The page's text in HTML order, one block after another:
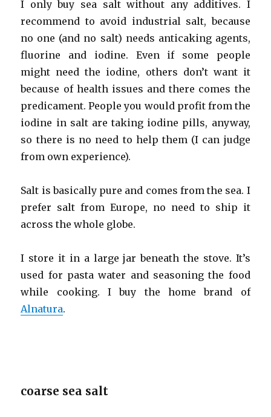
I only buy sea salt without any additives. I
recommend to avoid industrial salt, because
no one (and no salt) needs anticaking agents,
fluorine and iodine. Even if some people
might need the iodine, others don’t want it
because of health issues and there comes the
predicament. People you would profit from the
iodine in salt are taking iodine pills, anyway,
so there is no need to help them (I can judge
from own experience).
Salt is basically pure and comes from the sea. I
prefer salt from Europe, no need to ship it
across the whole globe.
I store it in a large jar beneath the stove. It’s
used for pasta water and seasoning the food
while cooking. I buy the home brand of
Alnatura.
coarse sea salt